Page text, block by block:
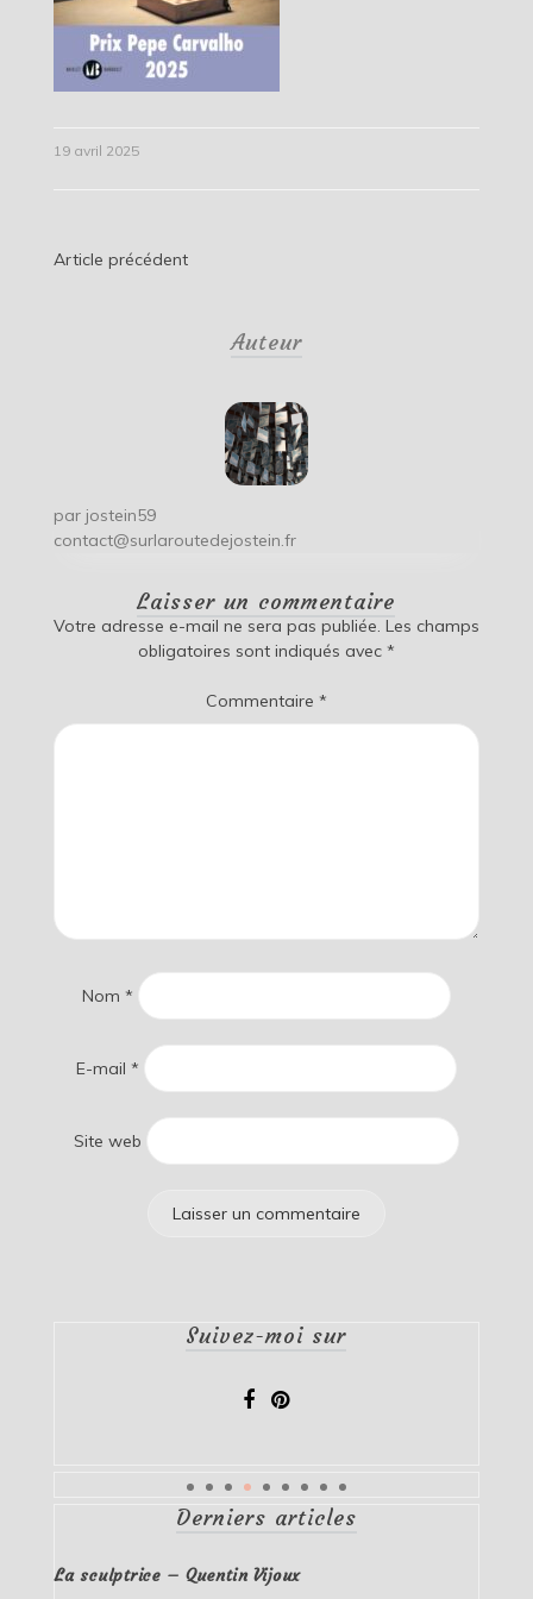
19 avril 2025
Navigation
Article précédent
Auteur
par jostein59
contact@surlaroutedejostein.fr
Laisser un commentaire
Votre adresse e-mail ne sera pas publiée. Les champs
obligatoires sont indiqués avec *
Commentaire *
Nom *
E-mail *
Site web
Suivez-moi sur
Derniers articles
La sculptrice – Quentin Vijoux